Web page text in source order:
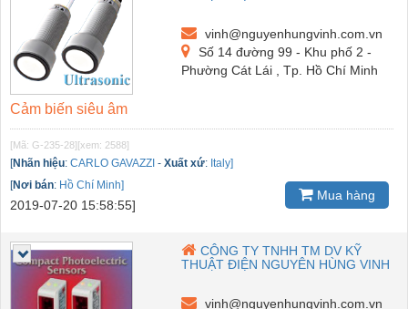
vinh@nguyenhungvinh.com.vn
Số 14 đường 99 - Khu phố 2 -
Phường Cát Lái , Tp. Hồ Chí Minh
Cảm biến siêu âm
[Mã: G-235-28][xem: 2588]
[Nhãn hiệu: CARLO GAVAZZI - Xuất xứ: Italy]
[Nơi bán: Hồ Chí Minh]
2019-07-20 15:58:55]
Mua hàng
CÔNG TY TNHH TM DV KỸ
THUẬT ĐIỆN NGUYÊN HÙNG VINH
vinh@nguyenhungvinh.com.vn